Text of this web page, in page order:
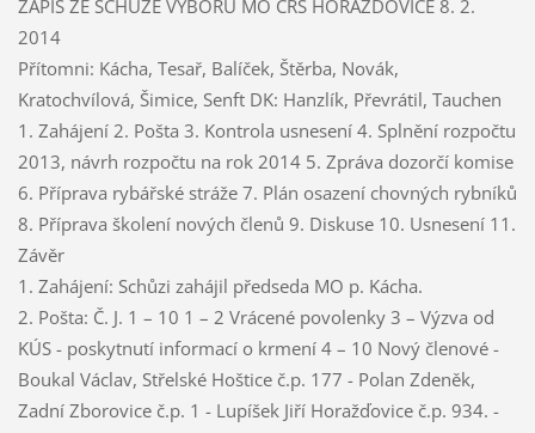
ZÁPIS ZE SCHŮZE VÝBORU MO ČRS HORAŽĎOVICE 8. 2.
2014
Přítomni: Kácha, Tesař, Balíček, Štěrba, Novák,
Kratochvílová, Šimice, Senft DK: Hanzlík, Převrátil, Tauchen
1. Zahájení 2. Pošta 3. Kontrola usnesení 4. Splnění rozpočtu
2013, návrh rozpočtu na rok 2014 5. Zpráva dozorčí komise
6. Příprava rybářské stráže 7. Plán osazení chovných rybníků
8. Příprava školení nových členů 9. Diskuse 10. Usnesení 11.
Závěr
1. Zahájení: Schůzi zahájil předseda MO p. Kácha.
2. Pošta: Č. J. 1 – 10 1 – 2 Vrácené povolenky 3 – Výzva od
KÚS - poskytnutí informací o krmení 4 – 10 Nový členové -
Boukal Václav, Střelské Hoštice č.p. 177 - Polan Zdeněk,
Zadní Zborovice č.p. 1 - Lupíšek Jiří Horažďovice č.p. 934. -